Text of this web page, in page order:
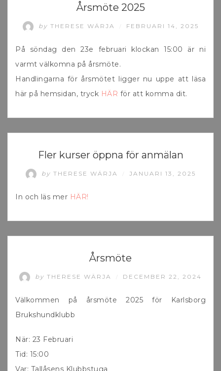
Årsmöte 2025
by THERESE WÄRJA FEBRUARI 14, 2025
På söndag den 23e februari klockan 15:00 är ni
varmt välkomna på årsmöte.
Handlingarna för årsmötet ligger nu uppe att läsa
här på hemsidan, tryck HÄR för att komma dit.
UNCATEGORIZED
Fler kurser öppna för anmälan
by THERESE WÄRJA JANUARI 13, 2025
In och läs mer HÄR!
Årsmöte
by THERESE WÄRJA DECEMBER 22, 2024
Välkommen på årsmöte 2025 för Karlsborg
Brukshundklubb
När: 23 Februari
Tid: 15:00
Var: Tallåsens Klubbstuga